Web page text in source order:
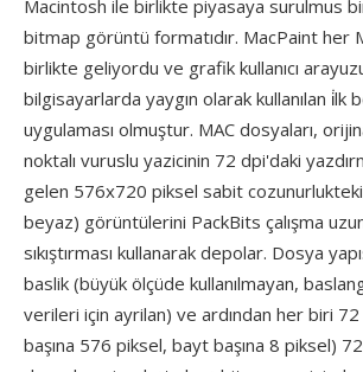
Macintosh ile birlikte piyasaya surulmus
bitmap görüntü formatıdır. MacPaint her
birlikte geliyordu ve grafik kullanıcı
bilgisayarlarda yaygın olarak kullanılan i̇lk
uygulaması olmuştur. MAC dosyaları,
noktalı vuruslu yazicinin 72 dpi'daki
gelen 576x720 piksel sabit
beyaz) görüntülerini PackBits çalışma
sıkıştırması kullanarak depolar. Dosya
baslik (büyük ölçüde kullanılmayan,
verileri için ayrilan) ve ardından her biri
başına 576 piksel, bayt başına 8 piksel)